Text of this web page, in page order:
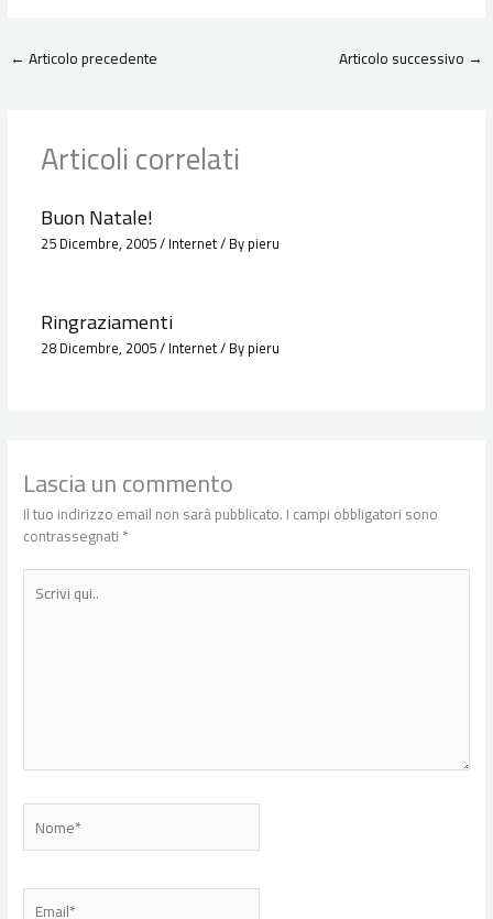
←Articolo precedente Articolo successivo →
Articoli correlati
Buon Natale!
25 Dicembre, 2005/Internet/ Bypieru
Ringraziamenti
28 Dicembre, 2005/Internet/ Bypieru
Lascia un commento
Il tuo indirizzo email non sarà pubblicato.I campi obbligatori sono
contrassegnati*
Scrivi
qui..
Nome*
Email*